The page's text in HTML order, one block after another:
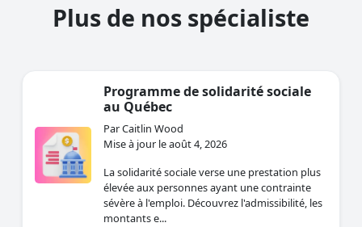
Plus de nos spécialiste
Programme de solidarité sociale
au Québec
Par Caitlin Wood
Mise à jour le août 4, 2026
La solidarité sociale verse une prestation plus
élevée aux personnes ayant une contrainte
sévère à l'emploi. Découvrez l'admissibilité, les
montants e...